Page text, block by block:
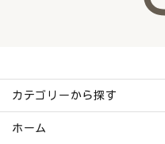
カテゴリーから探す
ホーム